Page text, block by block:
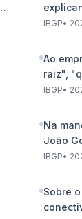
conc...
IBGP•
Ao
raiz",
IBGP•
Na
João
faze...
IBGP•
Sobre